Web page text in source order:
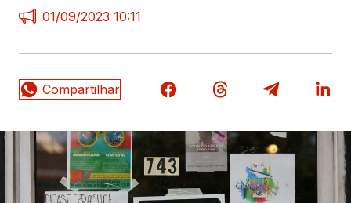
01/09/2023 10:11